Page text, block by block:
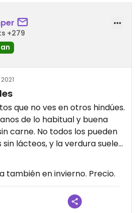
+279
que no ves en otros hindúes.
de lo habitual y buena
carne. No todos los pueden
lácteos, y la verdura suele
está todo bastante rico. El
sobre todo el
también en invierno. Precio.